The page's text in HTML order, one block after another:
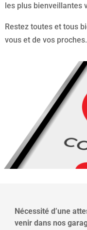
les plus bienveillantes
Restez toutes et tous
vous et de vos proches.
Nécessité d’une
venir dans nos